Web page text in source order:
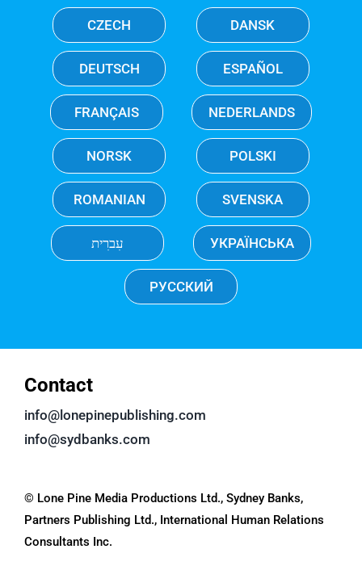
CZECH DANSK
DEUTSCH ESPAÑOL
FRANÇAIS NEDERLANDS
NORSK POLSKI
ROMANIAN SVENSKA
עִברִית УКРАЇНСЬКА
РУССКИЙ
Contact
info@lonepinepublishing.com
info@sydbanks.com
© Lone Pine Media Productions Ltd., Sydney Banks,
Partners Publishing Ltd., International Human Relations
Consultants Inc.